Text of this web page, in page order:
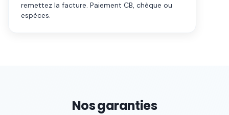
remettez la facture. Paiement CB, chèque ou
espèces.
Nos garanties